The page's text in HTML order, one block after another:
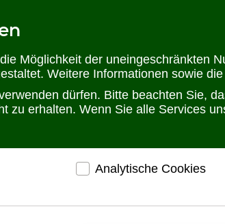
Möglichkeit der uneingeschränkten
Weitere Informationen sowie
dürfen. Bitte beachten Sie,
zu erhalten. Wenn Sie alle Services
Analytische Cookies
Besucherverhalten